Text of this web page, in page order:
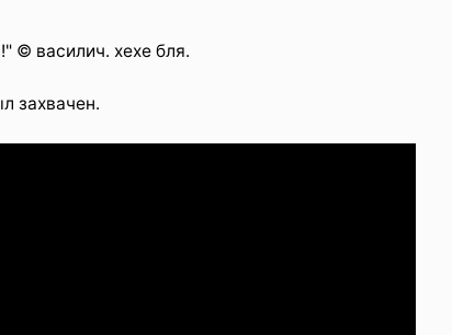
© василич. хехе бля.
захвачен.